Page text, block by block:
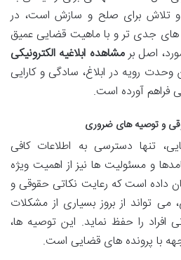
و تلاش برای صلح و سازش است، در
های جدی تر و با ماهیت قضایی عمیق
اصل برمشاهده ابلاغیه الکترونیکی
وحدت رویه در ابلاغ، سادگی و کارایی
فراهم آورده است.
و توصیه های ضروری
تنها دسترسی به اطلاعات کافی
و مسئولیت ها نیز از اهمیت ویژه
داده است که رعایت نکاتی حقوقی و
تواند از بروز بسیاری از مشکلات
افراد را حفظ نماید. این توصیه ها،
با پرونده های قضایی است.